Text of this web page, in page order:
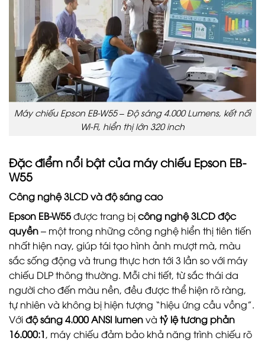
Máy chiếu Epson EB-W55 – Độ sáng 4.000 Lumens, kết nối
Wi-Fi, hiển thị lớn 320 inch
Đặc điểm nổi bật của máy chiếu Epson EB-
W55
Công nghệ 3LCD và độ sáng cao
Epson EB-W55được trang bịcông nghệ 3LCD độc
quyền– một trong những công nghệ hiển thị tiên tiến
nhất hiện nay, giúp tái tạo hình ảnh mượt mà, màu
sắc sống động và trung thực hơn tới 3 lần so với máy
chiếu DLP thông thường. Mỗi chi tiết, từ sắc thái da
người cho đến màu nền, đều được thể hiện rõ ràng,
tự nhiên và không bị hiện tượng “hiệu ứng cầu vồng”.
Vớiđộ sáng 4.000 ANSI lumenvà tỷ lệ tương phản
16.000:1, máy chiếu đảm bảo khả năng trình chiếu rõ